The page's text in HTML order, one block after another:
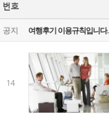
번호
공지 여행후기 이용규칙입니다.
14